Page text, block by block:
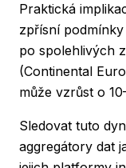
Praktická
zpřísní
po spolehlivých
(Continental
může vzrůst o
Sledovat tuto
aggregátory dat